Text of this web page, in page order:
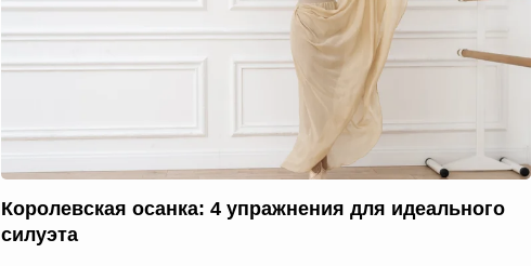
Королевская осанка: 4 упражнения для идеального
силуэта